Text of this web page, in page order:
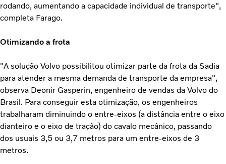
rodando, aumentando a capacidade individual de transporte",
completa Farago.
Otimizando a frota
"A solução Volvo possibilitou otimizar parte da frota da Sadia
para atender a mesma demanda de transporte da empresa",
observa Deonir Gasperin, engenheiro de vendas da Volvo do
Brasil. Para conseguir esta otimização, os engenheiros
trabalharam diminuindo o entre-eixos (a distância entre o eixo
dianteiro e o eixo de tração) do cavalo mecânico, passando
dos usuais 3,5 ou 3,7 metros para um entre-eixos de 3
metros.